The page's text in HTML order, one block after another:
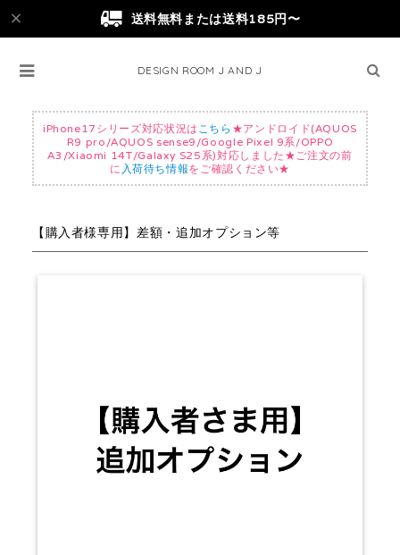
送料無料または送料185円〜
DESIGN ROOM J AND J
iPhone17シリーズ対応状況は こちら ★アンドロイド(AQUOS
R9 pro/AQUOS sense9/Google Pixel 9系/OPPO
A3/Xiaomi 14T/Galaxy S25系)対応しました★ご注文の前
に 入荷待ち情報をご確認ください★
【購入者様専用】差額・追加オプション等